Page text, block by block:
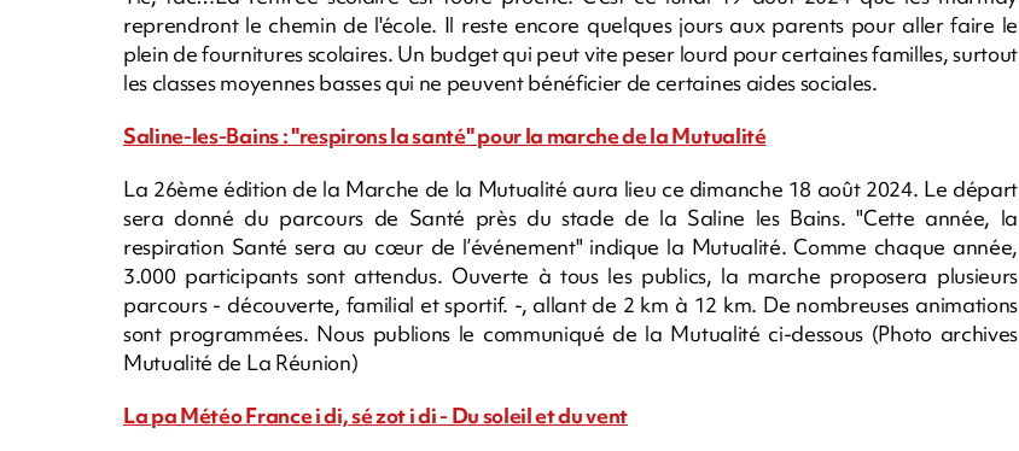
reprendront le chemin de l'école. Il reste encore quelques jours aux parents pour aller faire le
plein de fournitures scolaires. Un budget qui peut vite peser lourd pour certaines familles, surtout
les classes moyennes basses qui ne peuvent bénéficier de certaines aides sociales.
Saline-les-Bains : "respirons la santé" pour la marche de la Mutualité
La 26ème édition de la Marche de la Mutualité aura lieu ce dimanche 18 août 2024. Le départ
sera donné du parcours de Santé près du stade de la Saline les Bains. "Cette année, la
respiration Santé sera au cœur de l’événement" indique la Mutualité. Comme chaque année,
3.000 participants sont attendus. Ouverte à tous les publics, la marche proposera plusieurs
parcours - découverte, familial et sportif. -, allant de 2 km à 12 km. De nombreuses animations
sont programmées. Nous publions le communiqué de la Mutualité ci-dessous (Photo archives
Mutualité de La Réunion)
La pa Météo France i di, sé zot i di - Du soleil et du vent